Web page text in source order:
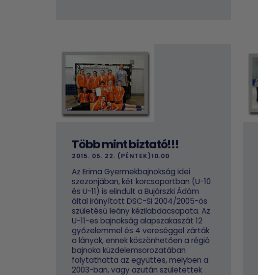
Több mint biztató!!!
2015. 05. 22. (PÉNTEK)10.00
Az Erima Gyermekbajnokság idei
szezonjában, két korcsoportban (U-10
és U-11) is elindult a Bujárszki Ádám
által irányított DSC-SI 2004/2005-ös
születésű leány kézilabdacsapata. Az
U-11-es bajnokság alapszakaszát 12
győzelemmel és 4 vereséggel zárták
a lányok, ennek köszönhetően a régió
bajnoka küzdelemsorozatában
folytathatta az együttes, melyben a
2003-ban, vagy azután születettek